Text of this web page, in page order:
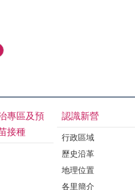
專區及預
接種
認識新營
行政區域
歷史沿革
地理位置
各里簡介